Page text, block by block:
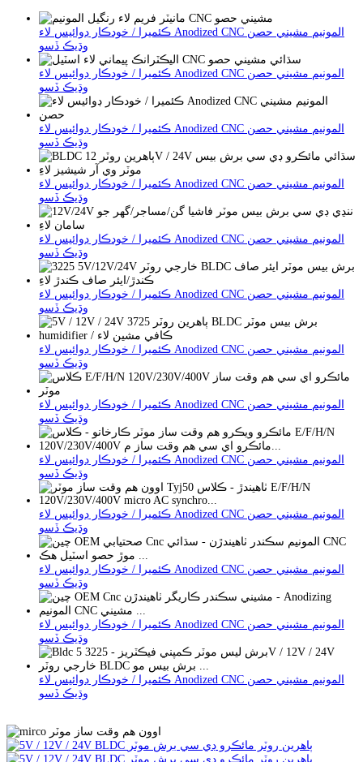
ڪئميرا / خودڪار ڊوائيس لاء Anodized CNC المونيم مشيني حصن
وڌيڪ ڏسو
ڪئميرا / خودڪار ڊوائيس لاء Anodized CNC المونيم مشيني حصن
وڌيڪ ڏسو
ڪئميرا / خودڪار ڊوائيس لاء Anodized CNC المونيم مشيني حصن
وڌيڪ ڏسو
ڪئميرا / خودڪار ڊوائيس لاء Anodized CNC المونيم مشيني حصن
وڌيڪ ڏسو
ڪئميرا / خودڪار ڊوائيس لاء Anodized CNC المونيم مشيني حصن
وڌيڪ ڏسو
ڪئميرا / خودڪار ڊوائيس لاء Anodized CNC المونيم مشيني حصن
وڌيڪ ڏسو
ڪئميرا / خودڪار ڊوائيس لاء Anodized CNC المونيم مشيني حصن
وڌيڪ ڏسو
ڪئميرا / خودڪار ڊوائيس لاء Anodized CNC المونيم مشيني حصن
وڌيڪ ڏسو
ڪئميرا / خودڪار ڊوائيس لاء Anodized CNC المونيم مشيني حصن
وڌيڪ ڏسو
ڪئميرا / خودڪار ڊوائيس لاء Anodized CNC المونيم مشيني حصن
وڌيڪ ڏسو
ڪئميرا / خودڪار ڊوائيس لاء Anodized CNC المونيم مشيني حصن
وڌيڪ ڏسو
ڪئميرا / خودڪار ڊوائيس لاء Anodized CNC المونيم مشيني حصن
وڌيڪ ڏسو
ڪئميرا / خودڪار ڊوائيس لاء Anodized CNC المونيم مشيني حصن
وڌيڪ ڏسو